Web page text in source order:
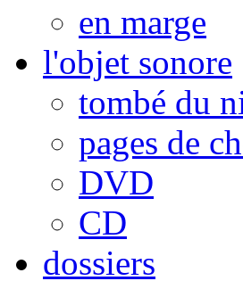
en marge
l'objet sonore
tombé du
pages de
DVD
CD
dossiers